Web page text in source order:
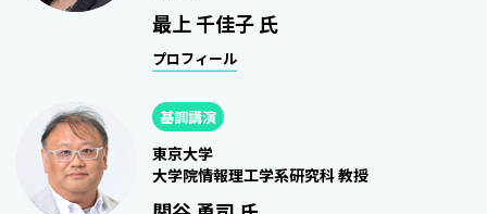
最上 千佳子 氏
プロフィール
基調講演
東京大学
大学院情報理工学系研究科 教授